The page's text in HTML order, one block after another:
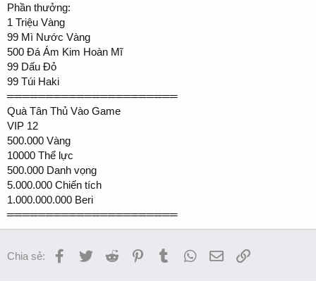
Phần thưởng:
1 Triệu Vàng
99 Mì Nước Vàng
500 Đá Ám Kim Hoàn Mĩ
99 Dấu Đỏ
99 Túi Haki
══════════════════════
Quà Tân Thủ Vào Game
VIP 12
500.000 Vàng
10000 Thể lực
500.000 Danh vọng
5.000.000 Chiến tích
1.000.000.000 Beri
══════════════════════
Chia sẻ: Facebook
TwitterReddit PinterestTumblrWhatsApp
EmailLink